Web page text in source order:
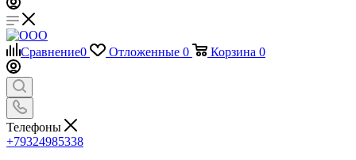
Сравнение0 Отложенные 0 Корзина 0
Телефоны
+79324985338